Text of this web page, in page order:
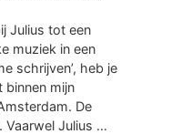
Julius tot een
muziek in een
schrijven’, heb je
binnen mijn
De
Vaarwel Julius …